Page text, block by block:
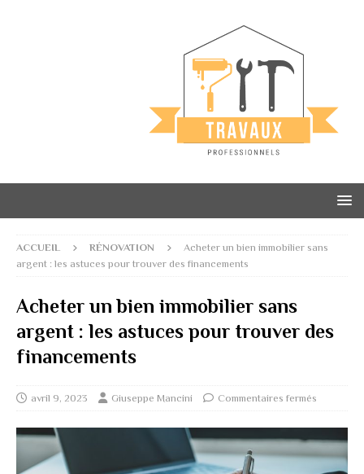
ACCUEIL RÉNOVATION
Acheter un bien immobilier sans
argent : les astuces pour trouver des financements
Acheter un bien immobilier sans
argent : les astuces pour trouver des
financements
avril 9, 2023 Giuseppe Mancini Commentaires fermés